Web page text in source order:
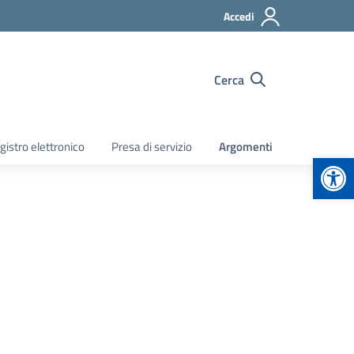
Accedi
Cerca
elettronico Presa di servizio Argomenti